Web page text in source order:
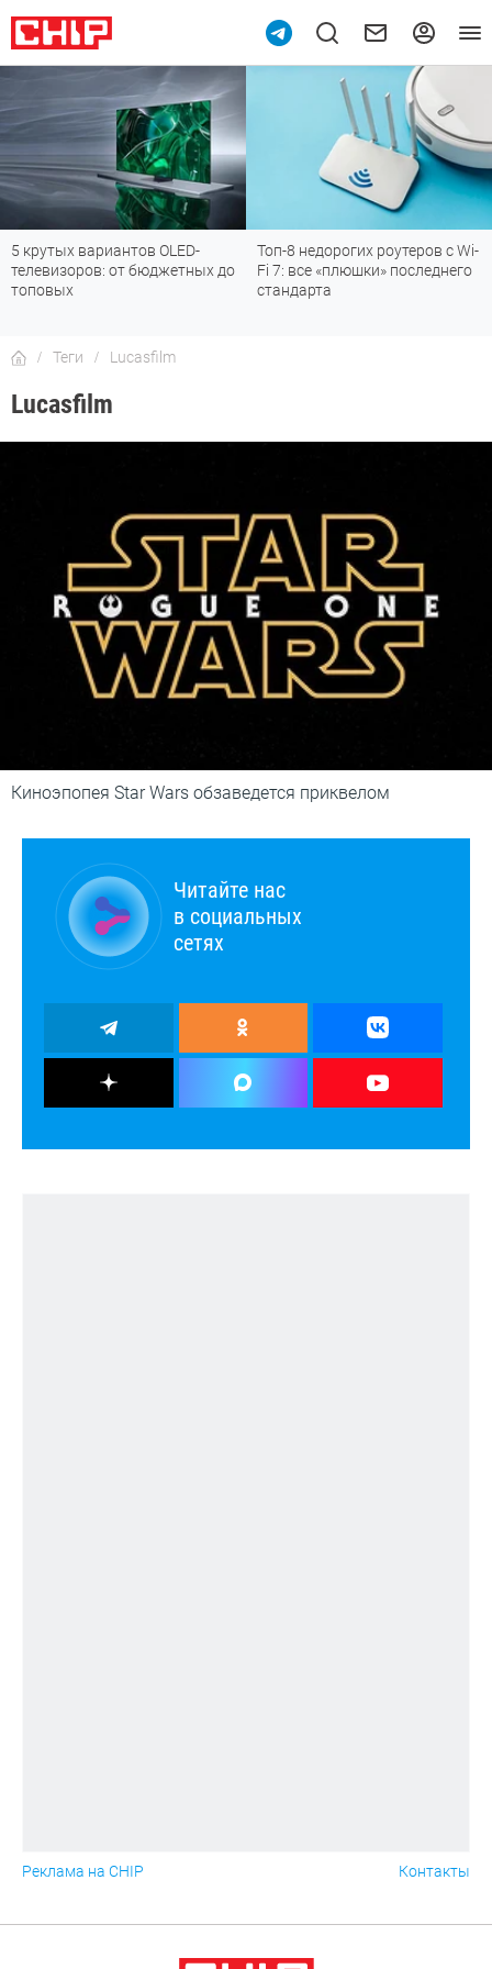
5 крутых вариантов OLED-
телевизоров: от бюджетных до
топовых
Топ-8 недорогих роутеров с Wi-
Fi 7: все «плюшки» последнего
стандарта
Теги Lucasfilm
Lucasfilm
Киноэпопея Star Wars обзаведется приквелом
Читайте нас
в социальных
сетях
Реклама на CHIP Контакты